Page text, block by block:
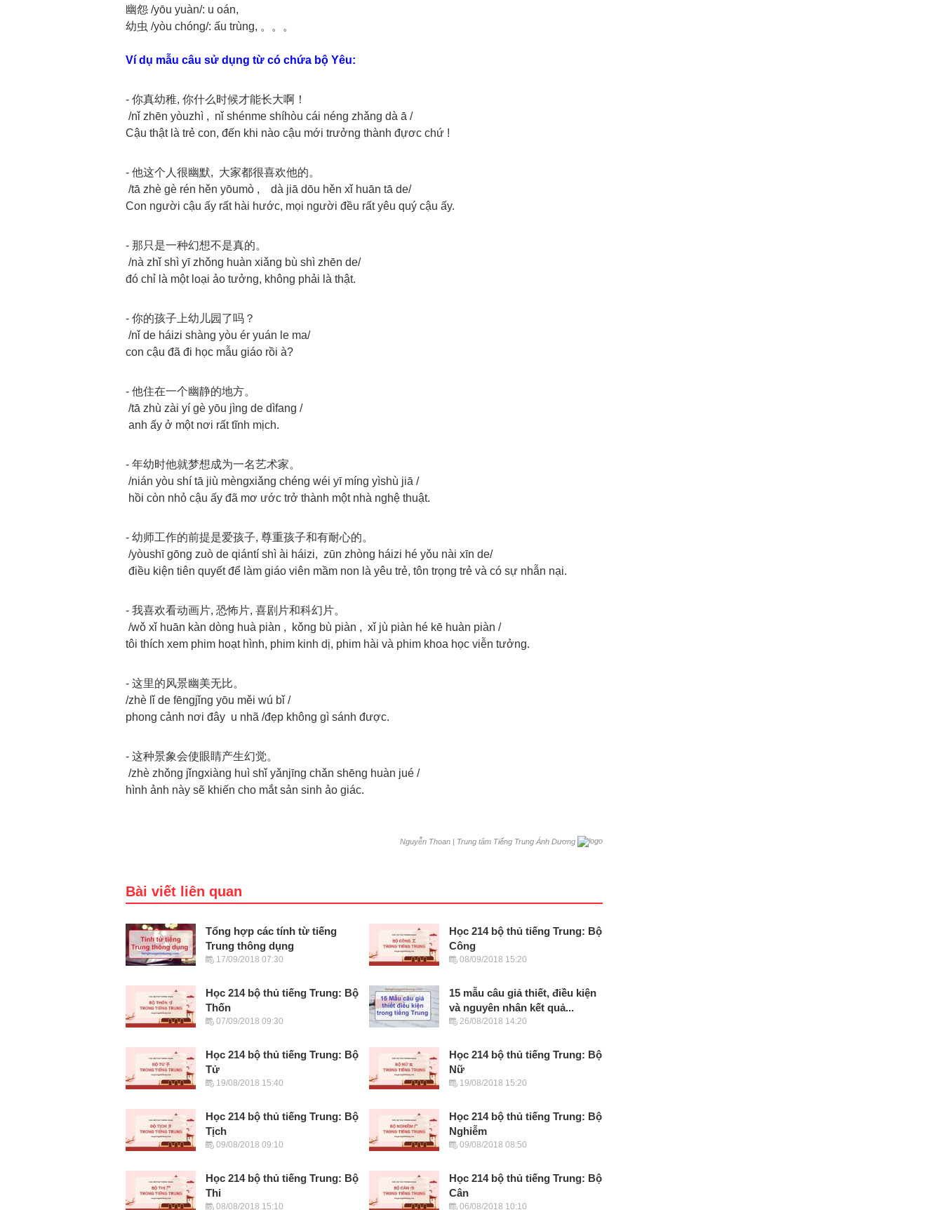
幽怨 /yōu yuàn/: u oán,
幼虫 /yòu chóng/: ấu trùng, 。。。
Ví dụ mẫu câu sử dụng từ có chứa bộ Yêu:
- 你真幼稚, 你什么时候才能长大啊！
/nǐ zhēn yòuzhì , nǐ shénme shíhòu cái néng zhǎng dà ā /
Cậu thật là trẻ con, đến khi nào cậu mới trưởng thành đựơc chứ !
- 他这个人很幽默, 大家都很喜欢他的。
/tā zhè gè rén hěn yōumò , dà jiā dōu hěn xǐ huān tā de/
Con người cậu ấy rất hài hước, mọi người đều rất yêu quý cậu ấy.
- 那只是一种幻想不是真的。
/nà zhǐ shì yī zhǒng huàn xiǎng bù shì zhēn de/
đó chỉ là một loại ảo tưởng, không phải là thật.
- 你的孩子上幼儿园了吗？
/nǐ de háizi shàng yòu ér yuán le ma/
con cậu đã đi học mẫu giáo rồi à?
- 他住在一个幽静的地方。
/tā zhù zài yí gè yōu jìng de dìfang /
anh ấy ở một nơi rất tĩnh mịch.
- 年幼时他就梦想成为一名艺术家。
/nián yòu shí tā jiù mèngxiǎng chéng wéi yī míng yìshù jiā /
hồi còn nhỏ cậu ấy đã mơ ước trở thành một nhà nghệ thuật.
- 幼师工作的前提是爱孩子, 尊重孩子和有耐心的。
/yòushī gōng zuò de qiántí shì ài háizi, zūn zhòng háizi hé yǒu nài xīn de/
điều kiện tiên quyết để làm giáo viên mầm non là yêu trẻ, tôn trọng trẻ và có sự nhẫn nại.
- 我喜欢看动画片, 恐怖片, 喜剧片和科幻片。
/wǒ xǐ huān kàn dòng huà piàn , kǒng bù piàn , xǐ jù piàn hé kē huàn piàn /
tôi thích xem phim hoạt hình, phim kinh dị, phim hài và phim khoa học viễn tưởng.
- 这里的风景幽美无比。
/zhè lǐ de fēngjǐng yōu měi wú bǐ /
phong cảnh nơi đây u nhã /đẹp không gì sánh được.
- 这种景象会使眼睛产生幻觉。
/zhè zhǒng jǐngxiàng huì shǐ yǎnjīng chǎn shēng huàn jué /
hình ảnh này sẽ khiến cho mắt sản sinh ảo giác.
Nguyễn Thoan | Trung tâm Tiếng Trung Ánh Dương
Bài viết liên quan
Tổng hợp các tính từ tiếng
Trung thông dụng
17/09/2018 07:30
Học 214 bộ thủ tiếng Trung: Bộ
Công
08/09/2018 15:20
Học 214 bộ thủ tiếng Trung: Bộ
Thốn
07/09/2018 09:30
15 mẫu câu giả thiết, điều kiện
và nguyên nhân kết quả...
26/08/2018 14:20
Học 214 bộ thủ tiếng Trung: Bộ
Tử
19/08/2018 15:40
Học 214 bộ thủ tiếng Trung: Bộ
Nữ
19/08/2018 15:20
Học 214 bộ thủ tiếng Trung: Bộ
Tịch
09/08/2018 09:10
Học 214 bộ thủ tiếng Trung: Bộ
Nghiễm
09/08/2018 08:50
Học 214 bộ thủ tiếng Trung: Bộ
Thi
08/08/2018 15:10
Học 214 bộ thủ tiếng Trung: Bộ
Cân
06/08/2018 10:10